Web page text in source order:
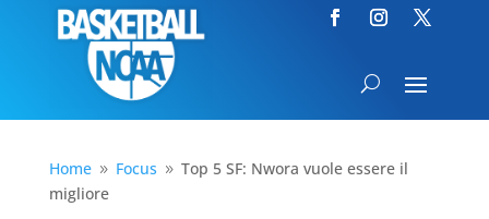
Home 9 Focus 9 Top 5 SF: Nwora vuole essere il
migliore